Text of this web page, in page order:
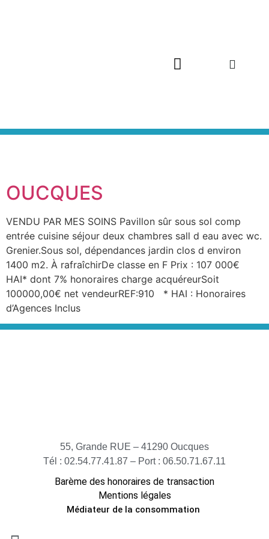
OUCQUES
VENDU PAR MES SOINS Pavillon sûr sous sol comp
entrée cuisine séjour deux chambres sall d eau avec wc.
Grenier.Sous sol, dépendances jardin clos d environ
1400 m2. À rafraîchirDe classe en F Prix : 107 000€
HAI* dont 7% honoraires charge acquéreurSoit
100000,00€ net vendeurREF:910 * HAI : Honoraires
d’Agences Inclus
55, Grande RUE – 41290 Oucques
Tél : 02.54.77.41.87 – Port : 06.50.71.67.11
Barème des honoraires de transaction
Mentions légales
Médiateur de la consommation